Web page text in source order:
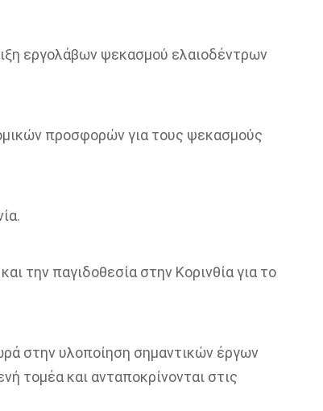
εργολάβων ψεκασμού ελαιοδέντρων
προσφορών για τους ψεκασμούς
την παγιδοθεσία στην Κορινθία για το
στην υλοποίηση σημαντικών έργων
τομέα και ανταποκρίνονται στις